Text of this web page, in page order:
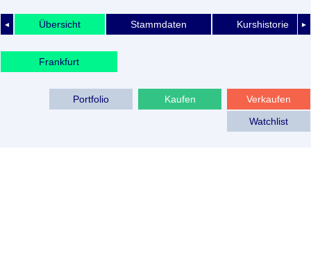
◄ ►
Übersicht Stammdaten Kurshistorie
Frankfurt
Verkaufen
Kaufen
Portfolio
Watchlist